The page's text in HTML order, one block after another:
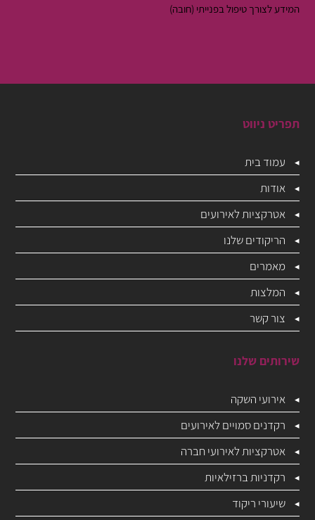
המידע לצורך טיפול בפנייתי (חובה)
תפריט ניווט
עמוד בית
אודות
אטרקציות לאירועים
הריקודים שלנו
מאמרים
המלצות
צור קשר
שירותים שלנו
אירועי השקה
רקדנים סמויים לאירועים
אטרקציות לאירועי חברה
רקדניות ברזילאיות
שיעורי ריקוד